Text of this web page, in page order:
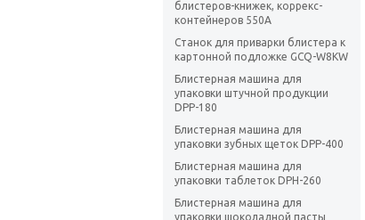
блистеров-книжек, коррекс-
контейнеров 550A
Станок для приварки блистера к
картонной подложке GCQ-W8KW
Блистерная машина для
упаковки штучной продукции
DPP-180
Блистерная машина для
упаковки зубных щеток DPP-400
Блистерная машина для
упаковки таблеток DPH-260
Блистерная машина для
упаковки шоколадной пасты